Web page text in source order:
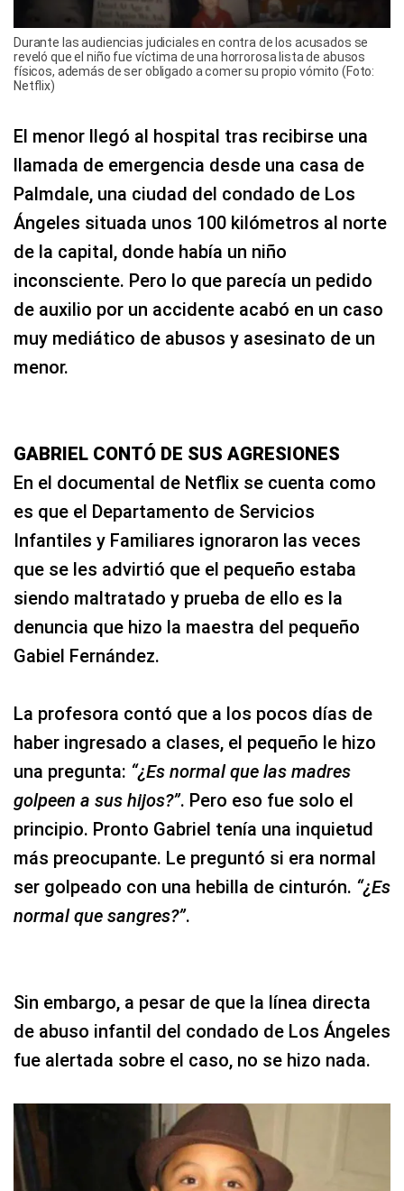
Durante las audiencias judiciales en contra de los acusados se
reveló que el niño fue víctima de una horrorosa lista de abusos
físicos, además de ser obligado a comer su propio vómito (Foto:
Netflix)
El menor llegó al hospital tras recibirse una
llamada de emergencia desde una casa de
Palmdale, una ciudad del condado de Los
Ángeles situada unos 100 kilómetros al norte
de la capital, donde había un niño
inconsciente. Pero lo que parecía un pedido
de auxilio por un accidente acabó en un caso
muy mediático de abusos y asesinato de un
menor.
GABRIEL CONTÓ DE SUS AGRESIONES
En el documental de Netflix se cuenta como
es que el Departamento de Servicios
Infantiles y Familiares ignoraron las veces
que se les advirtió que el pequeño estaba
siendo maltratado y prueba de ello es la
denuncia que hizo la maestra del pequeño
Gabiel Fernández.
La profesora contó que a los pocos días de
haber ingresado a clases, el pequeño le hizo
una pregunta: “¿Es normal que las madres
golpeen a sus hijos?”. Pero eso fue solo el
principio. Pronto Gabriel tenía una inquietud
más preocupante. Le preguntó si era normal
ser golpeado con una hebilla de cinturón. “¿Es
normal que sangres?”.
Sin embargo, a pesar de que la línea directa
de abuso infantil del condado de Los Ángeles
fue alertada sobre el caso, no se hizo nada.